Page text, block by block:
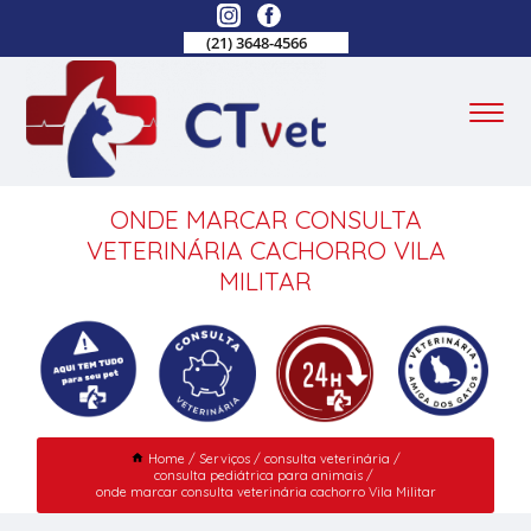
(21) 3648-4566
ONDE MARCAR CONSULTA
VETERINÁRIA CACHORRO VILA
MILITAR
Home Serviços
consulta veterinária
consulta pediátrica para animais
onde marcar consulta veterinária cachorro Vila Militar